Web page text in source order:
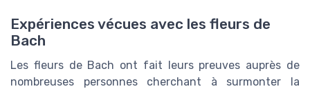
Expériences vécues avec les fleurs de
Bach
Les fleurs de Bach ont fait leurs preuves auprès de
nombreuses personnes cherchant à surmonter la